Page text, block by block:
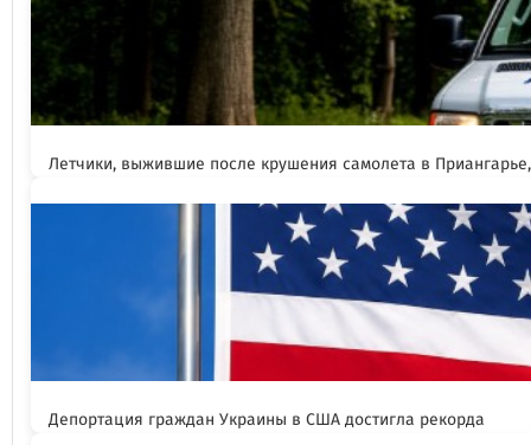
Летчики, выжившие после крушения самолета в
Депортация граждан Украины в США достигла рекорда